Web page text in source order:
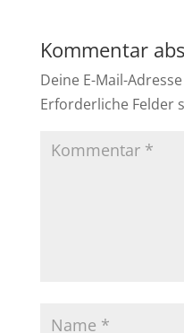
Kommentar
Deine E-Mail-
Erforderliche Felder